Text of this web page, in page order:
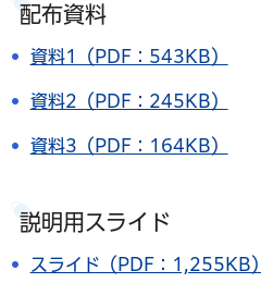
配布資料
資料1（PDF：543KB）
資料2（PDF：245KB）
資料3（PDF：164KB）
説明用スライド
スライド（PDF：1,255KB）